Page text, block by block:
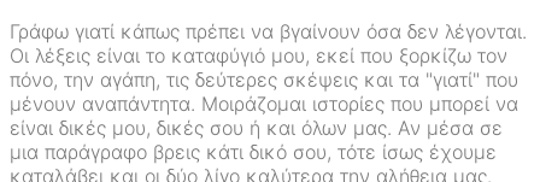
Γράφω γιατί κάπως πρέπει να βγαίνουν όσα δεν λέγονται.
Οι λέξεις είναι το καταφύγιό μου, εκεί που ξορκίζω τον
πόνο, την αγάπη, τις δεύτερες σκέψεις και τα "γιατί" που
μένουν αναπάντητα. Μοιράζομαι ιστορίες που μπορεί να
είναι δικές μου, δικές σου ή και όλων μας. Αν μέσα σε
μια παράγραφο βρεις κάτι δικό σου, τότε ίσως έχουμε
καταλάβει και οι δύο λίγο καλύτερα την αλήθεια μας.